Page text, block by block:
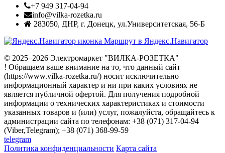
+7 949 317-04-94
info@vilka-rozetka.ru
283050, ДНР, г. Донецк, ул.Университетская, 56-Б
Маршрут в Яндекс.Навигатор
© 2025–2026 Электромаркет "ВИЛКА-РОЗЕТКА"
! Обращаем ваше внимание на то, что данный сайт
(https://www.vilka-rozetka.ru/) носит исключительно
информационный характер и ни при каких условиях не
является публичной офертой. Для получения подробной
информации о технических характеристиках и стоимости
указанных товаров и (или) услуг, пожалуйста, обращайтесь к
администрации сайта по телефонам: +38 (071) 317-04-94
(Viber,Telegram); +38 (071) 368-99-59
telegram
Политика конфиденциальности Карта сайта